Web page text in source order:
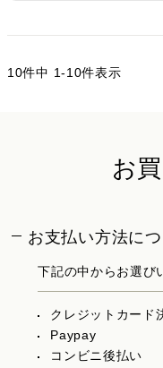
10件中 1-10件表示
お
お支払い方法に
下記の中からお選び
クレジットカード
Paypay
コンビニ後払い